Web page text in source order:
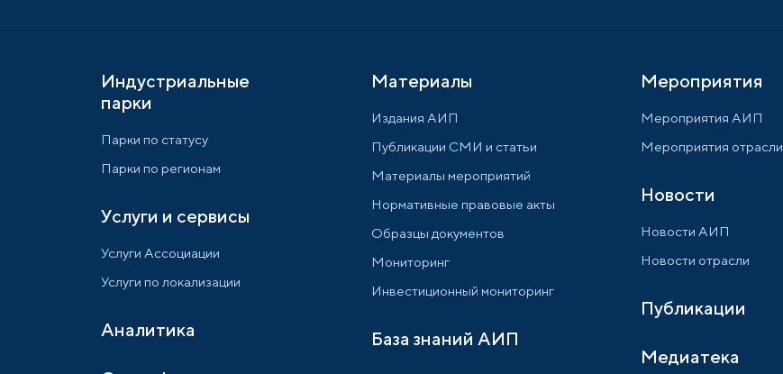
Индустриальные
парки
Парки по статусу
Парки по регионам
Услуги и сервисы
Услуги Ассоциации
Услуги по локализации
Аналитика
Материалы
Издания АИП
Публикации СМИ и статьи
Материалы мероприятий
Нормативные правовые акты
Образцы документов
Мониторинг
Инвестиционный мониторинг
База знаний АИП
Мероприятия
Мероприятия АИП
Мероприятия отрасли
Новости
Новости АИП
Новости отрасли
Публикации
Медиатека